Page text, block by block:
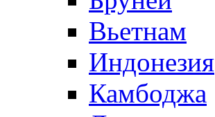
Вьетнам
Индонезия
Камбоджа